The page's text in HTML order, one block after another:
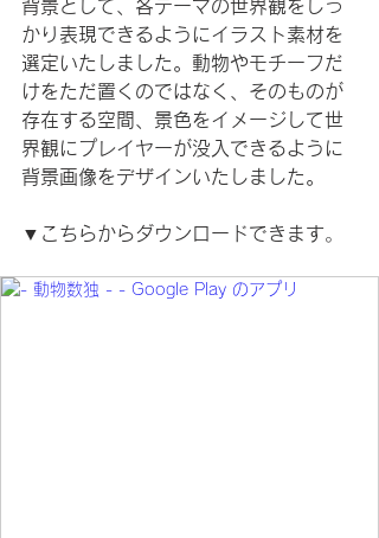
背景として、各テーマの世界観をしっ
かり表現できるようにイラスト素材を
選定いたしました。動物やモチーフだ
けをただ置くのではなく、そのものが
存在する空間、景色をイメージして世
界観にプレイヤーが没入できるように
背景画像をデザインいたしました。
▼こちらからダウンロードできます。